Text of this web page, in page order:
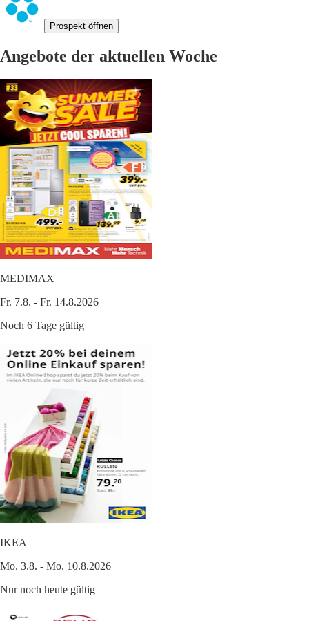
Prospekt öffnen
Angebote der aktuellen Woche
MEDIMAX
Fr. 7.8. - Fr. 14.8.2026
Noch 6 Tage gültig
IKEA
Mo. 3.8. - Mo. 10.8.2026
Nur noch heute gültig